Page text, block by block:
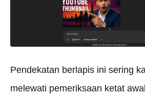
Pendekatan berlapis ini sering
melewati pemeriksaan ketat